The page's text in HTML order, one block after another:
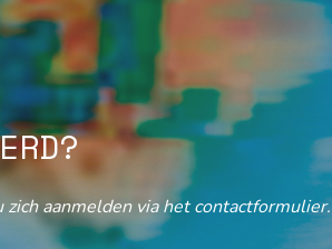
aanmelden via het contactformulier.